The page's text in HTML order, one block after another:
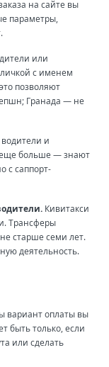
на сайте вы
параметры,
или
с именем
позволяют
Гранада — не
и
еще больше — знают
с саппорт-
Кивитакси
Трансферы
старше семи лет.
деятельность.
вариант оплаты вы
быть только, если
или сделать